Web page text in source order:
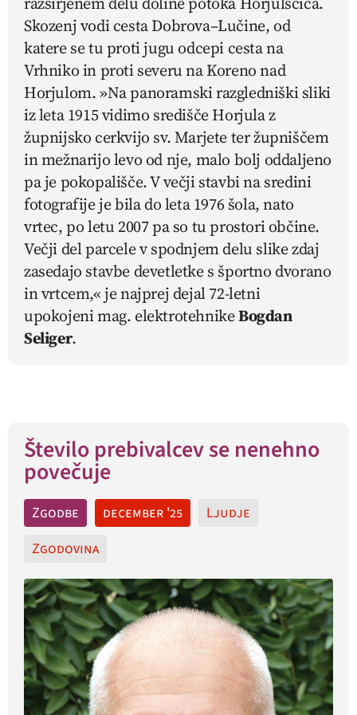
Skozenj vodi cesta Dobrova–Lučine, od
katere se tu proti jugu odcepi cesta na
Vrhniko in proti severu na Koreno nad
Horjulom. »Na panoramski razgledniški sliki
iz leta 1915 vidimo središče Horjula z
župnijsko cerkvijo sv. Marjete ter župniščem
in mežnarijo levo od nje, malo bolj oddaljeno
pa je pokopališče. V večji stavbi na sredini
fotografije je bila do leta 1976 šola, nato
vrtec, po letu 2007 pa so tu prostori občine.
Večji del parcele v spodnjem delu slike zdaj
zasedajo stavbe devetletke s športno dvorano
in vrtcem,« je najprej dejal 72-letni
upokojeni mag. elektrotehnikeBogdan
Seliger.
Število prebivalcev se nenehno
povečuje
Zgodbe december '25
Ljudje
Zgodovina